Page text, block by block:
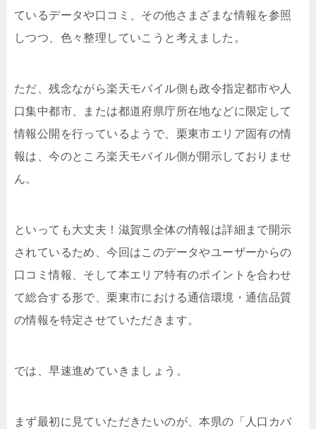
ているデータや口コミ、その他さまざまな情報を参照
しつつ、色々整理していこうと考えました。
ただ、残念ながら楽天モバイル側も政令指定都市や人
口集中都市、または都道府県庁所在地などに限定して
情報公開を行っているようで、栗東市エリア固有の情
報は、今のところ楽天モバイル側が開示しておりませ
ん。
といっても大丈夫！滋賀県全体の情報は詳細まで開示
されているため、今回はこのデータやユーザーからの
口コミ情報、そして本エリア特有のポイントを合わせ
て総合する形で、栗東市における通信環境・通信品質
の情報を特定させていただきます。
では、早速進めていきましょう。
まず最初に見ていただきたいのが、本県の「人口カバ